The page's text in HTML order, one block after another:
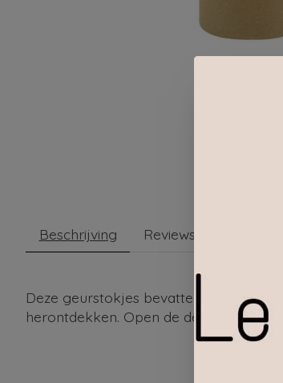
Beschrijving Reviews (0)
Deze geurstokjes bevatten de
herontdekken. Open de deur van je